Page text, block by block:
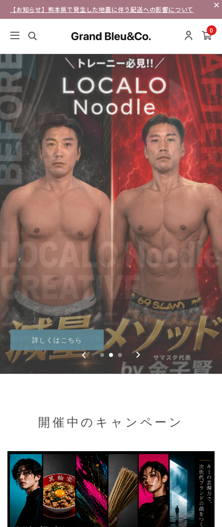
【お知らせ】熊本県で発生した地震に伴う配送への影響について
0
詳しくはこちら
開催中のキャンペーン